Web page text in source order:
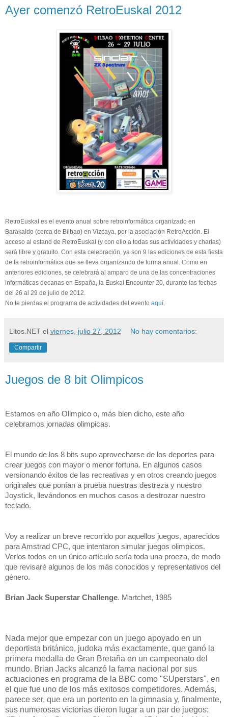
Ayer comenzó RetroEuskal 2012
RetroEuskal es el evento anual sobre retroinformática organizado en
Barakaldo (cerca de Bilbao) en Vizcaya, por la asociación RetroAcción. El
acceso al estand de RetroEuskal (y con ello a todas sus actividades y charlas)
será libre y gratuito. Con esta celebración, ya son 9 las ediciones de esta fiesta
de la retroinformática que se lleva organizando de forma anual. Como en
anteriores ediciones, se celebrará al amparo de una de las concentraciones
informáticas decanas en España, la Euskal Encounter 20, durante las fechas
del 26 al 29 de julio de 2012.
No te pierdas el programa de actividades del evento aquí
Litos.NET el viernes, julio 27, 2012 No hay comentarios:
Compartir
Juegos de 8 bit Olimpicos
Estamos en año Olimpico o, más bien dicho, este año
celebramos jornadas olimpicas.
El mundo de los 8 bits supo aprovecharse de los deportes para
crear juegos con mayor o menor fortuna. En algunos casos
versionando éxitos de las recreativas y en otros creando juegos
originales que ponían a prueba nuestras destreza y nuestro
Joystick, llevándonos en muchos casos a destrozar nuestro
teclado.
Voy a realizar un breve recorrido por aquellos juegos, aparecidos
para Amstrad CPC, que intentaron simular juegos olimpicos.
Verlos todos en un único artículo sería toda una proeza, de modo
que revisaré algunos de los más conocidos y representativos del
género.
Brian Jack Superstar Challenge. Martchet, 1985
Nada mejor que empezar con un juego apoyado en un
deportista británico, judoka más exactamente, que ganó la
primera medalla de Gran Bretaña en un campeonato del
mundo. Brian Jacks alcanzó la fama nacional por sus
actuaciones en programa de la BBC como "SUperstars", en
el que fue uno de los más exitosos competidores. Además,
parece ser, que era un portento en la gimnasia y, finalmente,
sus numerosas victorias dieron lugar a un par de juegos: